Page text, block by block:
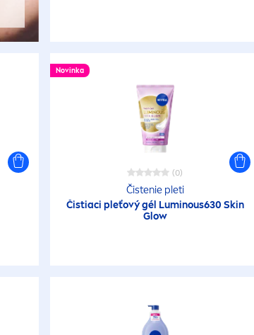
Novinka
(0)
Čistenie pleti
Čistiaci pleťový gél Luminous630 Skin
Glow